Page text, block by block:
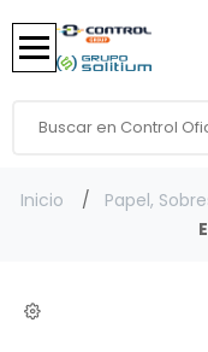
Inicio Papel,